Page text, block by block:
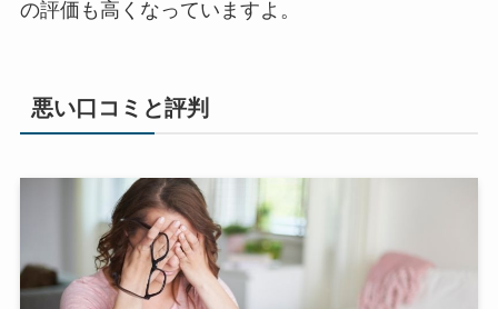
の評価も高くなっていますよ。
悪い口コミと評判